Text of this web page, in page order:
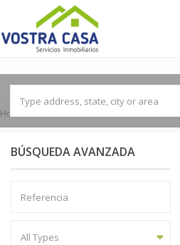
Home
BÚSQUEDA AVANZADA
All Types